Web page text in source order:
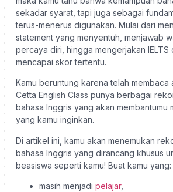
sekadar syarat, tapi juga sebagai
terus-menerus digunakan. Mulai dari
statement yang menyentuh, menjawab
percaya diri, hingga mengerjakan IELTS
mencapai skor tertentu.
Kamu beruntung karena telah membaca
Cetta English Class punya berbagai
bahasa Inggris yang akan membantumu
yang kamu inginkan.
Di artikel ini, kamu akan menemukan
bahasa Inggris yang dirancang khusus
beasiswa seperti kamu! Buat kamu yang:
masih menjadi pelajar,